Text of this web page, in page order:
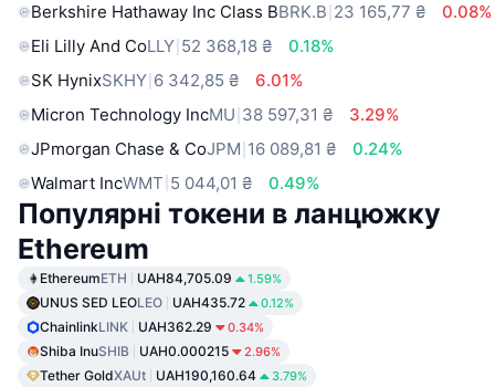
Berkshire Hathaway Inc Class BBRK.B 23 165,77 ₴
0.08%
Eli Lilly And CoLLY 52 368,18 ₴
0.18%
SK HynixSKHY 6 342,85 ₴
6.01%
Micron Technology IncMU 38 597,31 ₴
3.29%
JPmorgan Chase & CoJPM 16 089,81 ₴
0.24%
Walmart IncWMT 5 044,01 ₴ 0.49%
Популярні токени в ланцюжку
Ethereum
EthereumETH UAH84,705.09 1.59%
UNUS SED LEOLEO UAH435.72 0.12%
ChainlinkLINK UAH362.29 0.34%
Shiba InuSHIB UAH0.000215 2.96%
Tether GoldXAUt UAH190,160.64 3.79%